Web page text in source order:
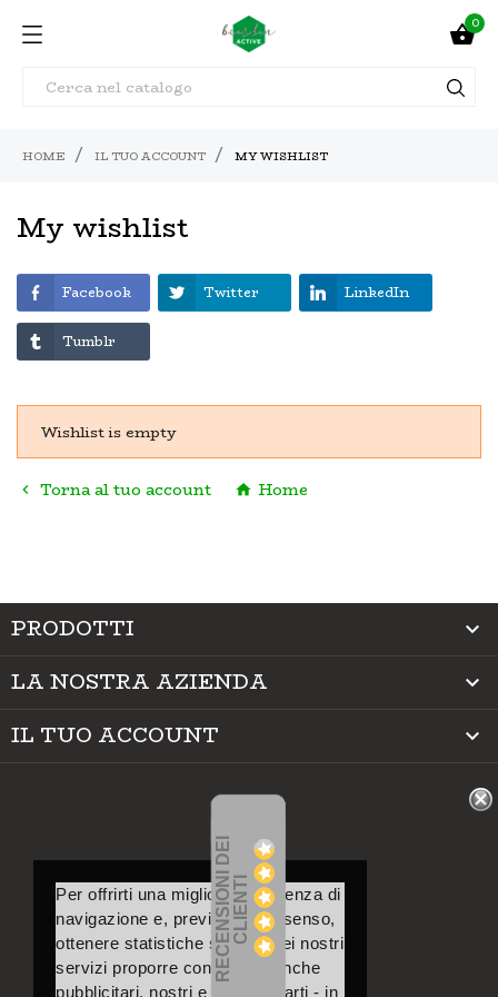
Per offrirti una migliore esperienza di
navigazione e, previo tuo consenso,
ottenere statistiche sull’uso dei nostri
servizi proporre contenuti – anche
pubblicitari, nostri e di terze parti - in
0
HOME IL TUO ACCOUNT MY WISHLIST
My wishlist
Facebook Twitter LinkedIn
Tumblr
Wishlist is empty
 Torna al tuo account  Home
PRODOTTI 
LA NOSTRA AZIENDA 
IL TUO ACCOUNT 
R
E
C
E
N
S
I
ON
I
D
E
I
C
L
I
E
N
TI